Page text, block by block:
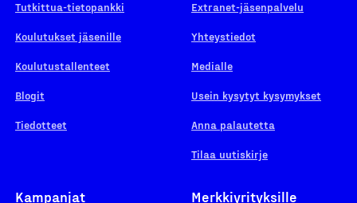
Tutkittua-tietopankki
Koulutukset jäsenille
Koulutustallenteet
Blogit
Tiedotteet
Extranet-jäsenpalvelu
Yhteystiedot
Medialle
Usein kysytyt kysymykset
Anna palautetta
Tilaa uutiskirje
Kampanjat Merkkiyrityksille